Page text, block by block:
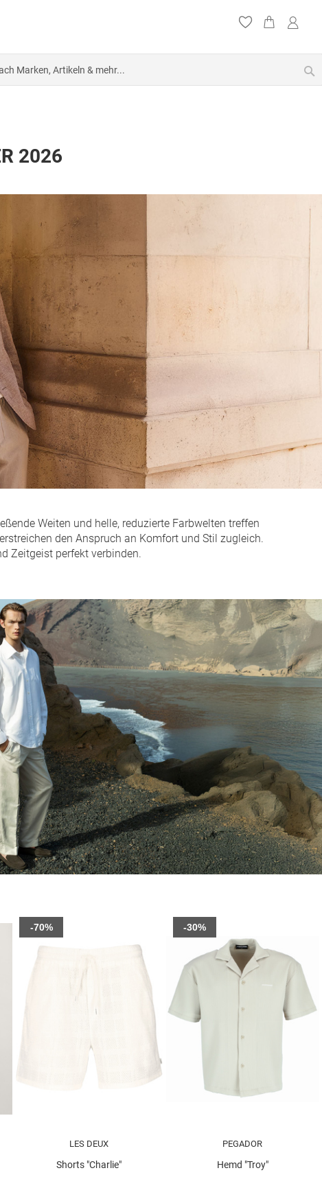
2026
Weiten und helle, reduzierte Farbwelten treffen
den Anspruch an Komfort und Stil zugleich.
Zeitgeist perfekt verbinden.
LES DEUX
Shorts "Charlie"
-70%
PEGADOR
Hemd "Troy"
-30%